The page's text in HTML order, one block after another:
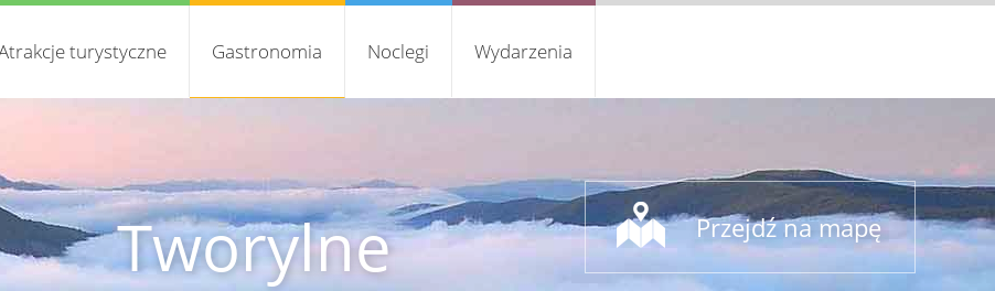
turystyczne Gastronomia Noclegi Wydarzenia
Tworylne Przejdź na mapę